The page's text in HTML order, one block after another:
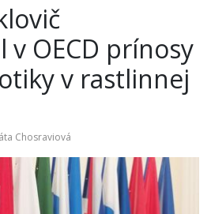
v OECD prínosy
v rastlinnej
Chosraviová